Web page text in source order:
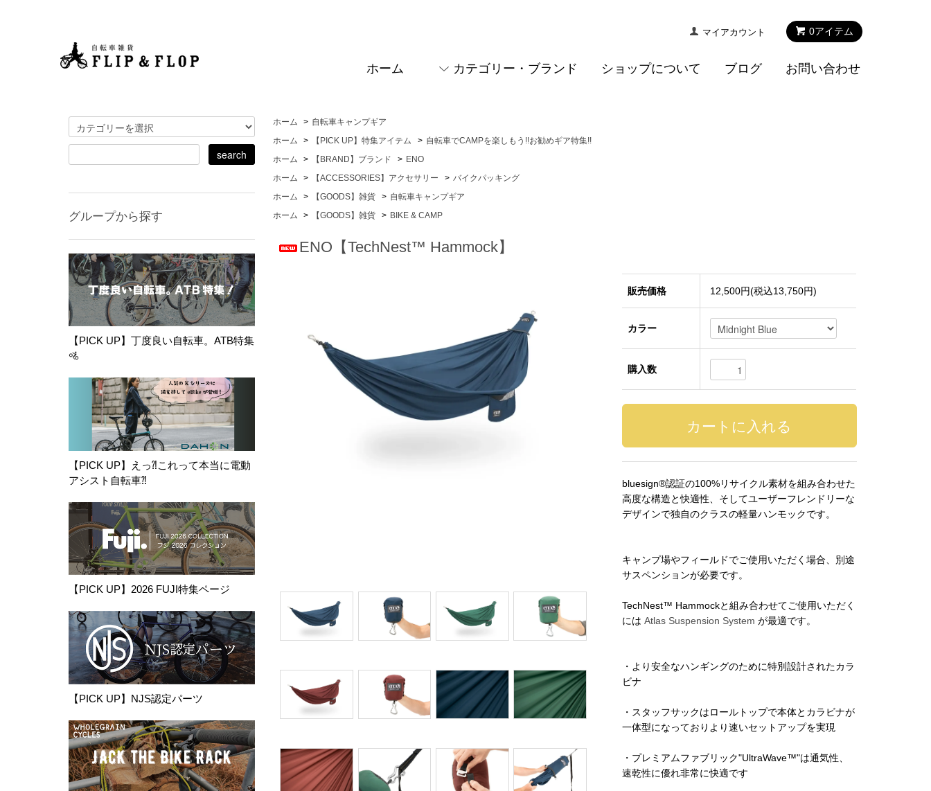
0アイテム
マイアカウント
ホーム カテゴリー・ブランド ショップについて ブログ お問い合わせ
ホーム > 自転車キャンプギア
ホーム
> 【PICK UP】特集アイテム > 自転車でCAMPを楽しもう!!お勧めギア特集!!
ホーム
> 【BRAND】ブランド > ENO
ホーム
> 【ACCESSORIES】アクセサリー > バイクパッキング
ホーム
> 【GOODS】雑貨 > 自転車キャンプギア
ホーム
> 【GOODS】雑貨 > BIKE & CAMP
ENO【TechNest™ Hammock】
販売価格 12,500円(税込13,750円)
カラー
購入数
bluesign®認証の100%リサイクル素材を組み合わせた
高度な構造と快適性、そしてユーザーフレンドリーな
デザインで独自のクラスの軽量ハンモックです。
キャンプ場やフィールドでご使用いただく場合、別途
サスペンションが必要です。
TechNest™ Hammockと組み合わせてご使用いただく
には Atlas Suspension System が最適です。
・より安全なハンギングのために特別設計されたカラ
ビナ
・スタッフサックはロールトップで本体とカラビナが
一体型になっておりより速いセットアップを実現
・プレミアムファブリック"UltraWave™"は通気性、
速乾性に優れ非常に快適です
グループから探す
【PICK UP】丁度良い自転車。ATB特集
🚵
【PICK UP】えっ⁈これって本当に電動
アシスト自転車⁈
【PICK UP】2026 FUJI特集ページ
【PICK UP】NJS認定パーツ